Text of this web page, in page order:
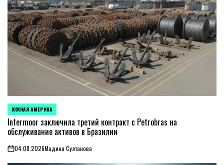
ОПУБЛИКОВАНО
В
ЮЖНАЯ АМЕРИКА
Intermoor заключила третий контракт с Petrobras на
обслуживание активов в Бразилии
on04.08.2026Мадина Султанова